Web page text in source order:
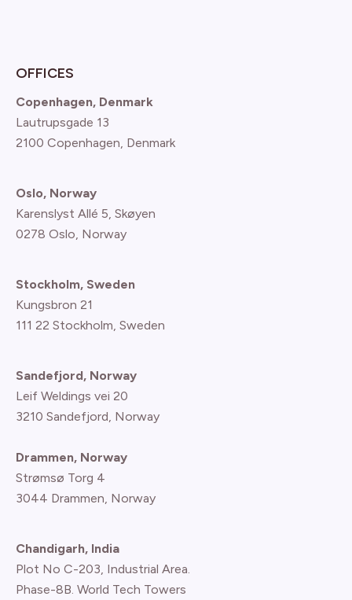
OFFICES
Copenhagen, Denmark
Lautrupsgade 13
2100 Copenhagen, Denmark
Oslo, Norway
Karenslyst Allé 5, Skøyen
0278 Oslo, Norway
Stockholm, Sweden
Kungsbron 21
111 22 Stockholm, Sweden
Sandefjord, Norway
Leif Weldings vei 20
3210 Sandefjord, Norway
Drammen, Norway
Strømsø Torg 4
3044 Drammen, Norway
Chandigarh, India
Plot No C-203, Industrial Area.
Phase-8B. World Tech Towers